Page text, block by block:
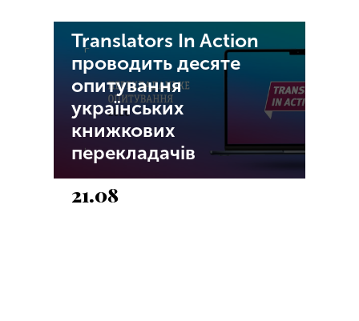
Translators In Action
проводить десяте
опитування
українських
книжкових
перекладачів
21.08